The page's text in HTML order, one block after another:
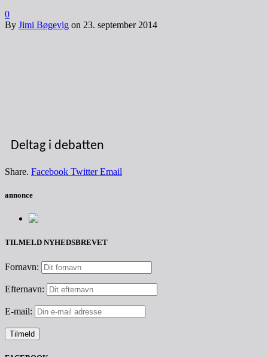
0
By Jimi Bøgevig on 23. september 2014
Deltag i debatten
Share. Facebook Twitter Email
annonce
TILMELD NYHEDSBREVET
Fornavn:
Efternavn:
E-mail: